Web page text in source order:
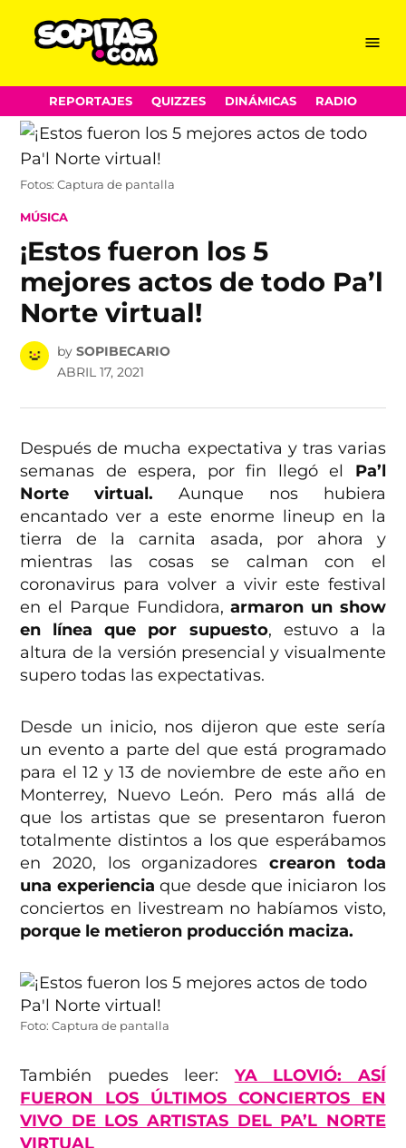
Skip
to
content
Menu
REPORTAJES QUIZZES DINÁMICAS RADIO
Fotos: Captura de pantalla
POSTED
MÚSICA
¡Estos fueron los 5
mejores actos de todo Pa’l
Norte virtual!
by SOPIBECARIO
ABRIL 17, 2021
Después de mucha expectativa y tras varias
semanas de espera, por fin llegó el Pa’l
Norte virtual. Aunque nos hubiera
encantado ver a este enorme lineup en la
tierra de la carnita asada, por ahora y
mientras las cosas se calman con el
coronavirus para volver a vivir este festival
en el Parque Fundidora,armaron un show
en línea que por supuesto, estuvo a la
altura de la versión presencial y visualmente
supero todas las expectativas.
Desde un inicio, nos dijeron que este sería
un evento a parte del que está programado
para el 12 y 13 de noviembre de este año en
Monterrey, Nuevo León. Pero más allá de
que los artistas que se presentaron fueron
totalmente distintos a los que esperábamos
en 2020, los organizadores crearon toda
una experiencia que desde que iniciaron los
conciertos en livestream no habíamos visto,
porque le metieron producción maciza.
Foto: Captura de pantalla
También puedes leer: YA LLOVIÓ: ASÍ
FUERON LOS ÚLTIMOS CONCIERTOS EN
VIVO DE LOS ARTISTAS DEL PA’L NORTE
VIRTUAL